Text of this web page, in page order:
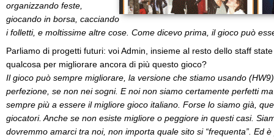
organizzando feste,
giocando in borsa, cacciando
i folletti, e moltissime altre cose. Come dicevo prima, il gioco può
Parliamo di progetti futuri: voi Admin, insieme al resto dello staff
qualcosa per migliorare ancora di più questo gioco?
Il gioco può sempre migliorare, la versione che stiamo usando
perfezione, se non nei sogni. E noi non siamo certamente perfetti
sempre più a essere il migliore gioco italiano. Forse lo siamo già,
giocatori. Anche se non esiste migliore o peggiore in questi casi.
dovremmo amarci tra noi, non importa quale sito si “frequenta”. Ed